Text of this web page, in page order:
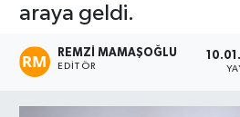
araya geldi.
REMZI MAMAŞOĞLU
EDITÖR